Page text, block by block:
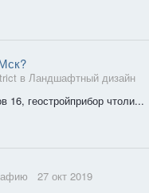
в Ландшафтный дизайн
16, геостройприбор чтоли...
27 окт 2019